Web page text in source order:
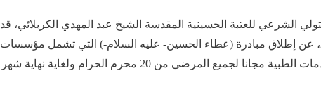
الشرعي للعتبة الحسينية المقدسة الشيخ عبد المهدي الكربلائي، قد
أعلن يوم الخميس 3 آب/ أغسطس 2023، عن إطلاق مبادرة (عطاء الحسين- عليه السلام-) التي تشمل مؤسسات
العتبة الحسينية الصحية، حيث تقدم الخدمات الطبية مجانا لجميع المرضى من 20 محرم الحرام ولغاية نهاية شهر